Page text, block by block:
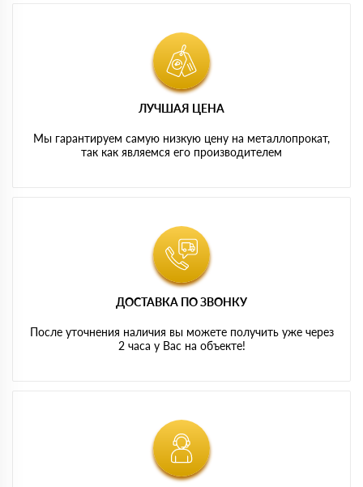
ЛУЧШАЯ ЦЕНА
Мы гарантируем самую низкую цену на металлопрокат,
так как являемся его производителем
ДОСТАВКА ПО ЗВОНКУ
После уточнения наличия вы можете получить уже через
2 часа у Вас на объекте!